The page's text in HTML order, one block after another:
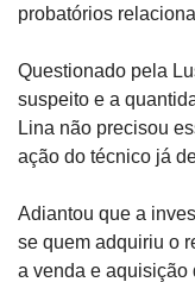
probatórios
Questionado pela
suspeito e a
Lina não precisou
ação do técnico já
Adiantou que a
se quem adquiriu o
a venda e aquisição